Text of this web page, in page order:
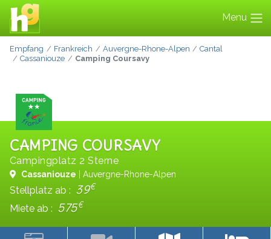
Menu
Empfang Frankreich Auvergne-Rhone-Alpen
Cantal
Cassaniouze
Camping Coursavy
CAMPING COURSAVY
Campingplatz 2 Sterne
Cassaniouze | Auvergne-Rhone-Alpen
Stellplatz ab : 39€
Miete ab : 575€